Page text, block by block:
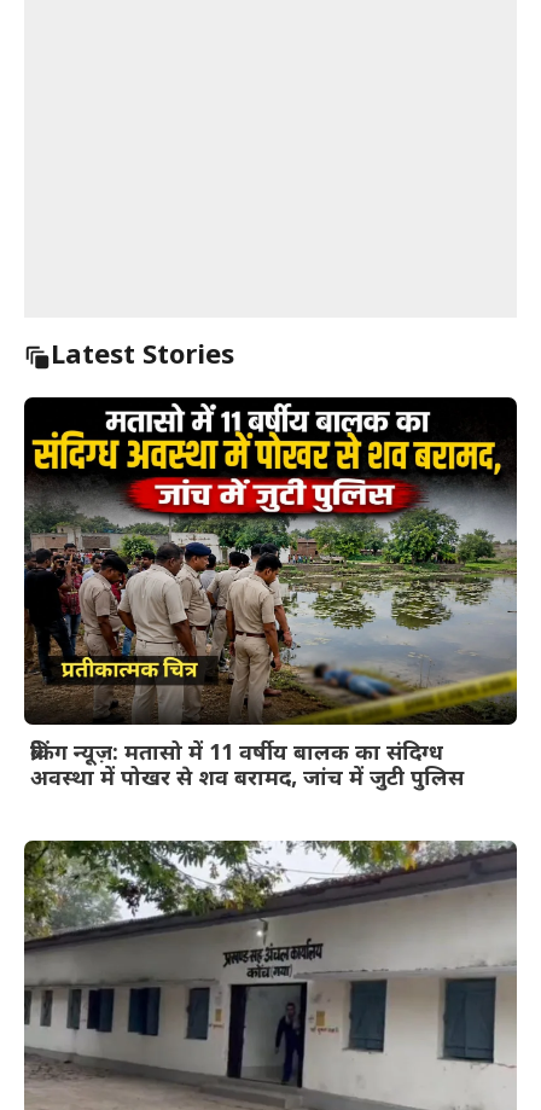
Latest Stories
ब्रेकिंग न्यूज़: मतासो में 11 वर्षीय बालक का संदिग्ध
अवस्था में पोखर से शव बरामद, जांच में जुटी पुलिस